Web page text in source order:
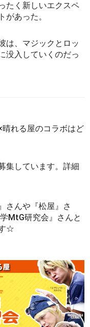
たく新しいエクスペ
があった。
は、マジックとロッ
没入していくのだっ
れる屋のコラボはど
集しています。詳細
さんや『松屋』さ
MtG研究会』さんと
☆